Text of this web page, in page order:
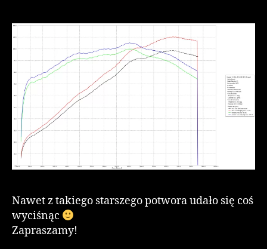
Nawet z takiego starszego potwora udało się coś
wyciśnąc
Zapraszamy!